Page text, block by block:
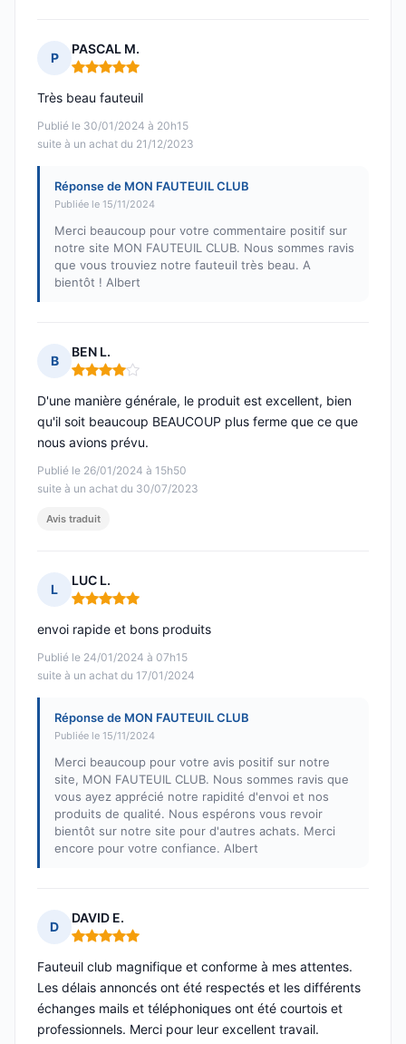
P
PASCAL M.
Note : 5 sur 5
Publié le 30/01/2024 à 20h15
suite à un achat du 21/12/2023
Très beau fauteuil
Réponse de MON FAUTEUIL CLUB
Publiée le 15/11/2024
Merci beaucoup pour votre commentaire positif sur
notre site MON FAUTEUIL CLUB. Nous sommes ravis
que vous trouviez notre fauteuil très beau. A
bientôt ! Albert
B
BEN L.
Note : 4 sur 5
Publié le 26/01/2024 à 15h50
suite à un achat du 30/07/2023
D'une manière générale, le produit est excellent, bien
qu'il soit beaucoup BEAUCOUP plus ferme que ce que
nous avions prévu.
Avis traduit
L
LUC L.
Note : 5 sur 5
Publié le 24/01/2024 à 07h15
suite à un achat du 17/01/2024
envoi rapide et bons produits
Réponse de MON FAUTEUIL CLUB
Publiée le 15/11/2024
Merci beaucoup pour votre avis positif sur notre
site, MON FAUTEUIL CLUB. Nous sommes ravis que
vous ayez apprécié notre rapidité d'envoi et nos
produits de qualité. Nous espérons vous revoir
bientôt sur notre site pour d'autres achats. Merci
encore pour votre confiance. Albert
D
DAVID E.
Note : 5 sur 5
Fauteuil club magnifique et conforme à mes attentes.
Les délais annoncés ont été respectés et les différents
échanges mails et téléphoniques ont été courtois et
professionnels. Merci pour leur excellent travail.